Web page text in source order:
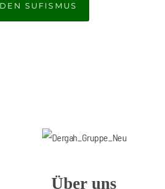
SUFISMUS
Über uns